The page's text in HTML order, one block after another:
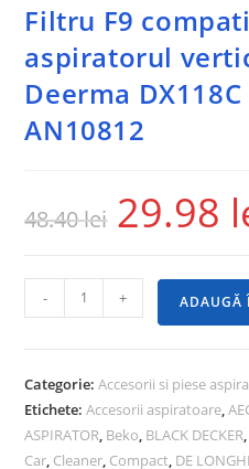
Filtru F9
aspiratorul
Deerma DX118C
AN10812
48.40lei 29.98
- + ADAUGĂ
Categorie:Accesorii si piese
Etichete:Accesorii aspiratoare,
ASPIRATOR, Beko, BLACK DECKER,
Car, Cleaner, Compact, DE LONGHI